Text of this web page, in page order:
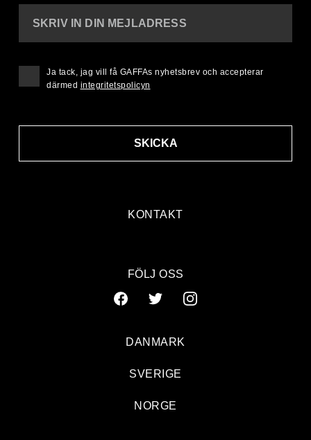
KONTAKT
SKRIV IN DIN MEJLADRESS
SKICKA
Ja tack, jag vill få GAFFAs nyhetsbrev och accepterar
därmed integritetspolicyn
FÖLJ OSS
DANMARK
SVERIGE
NORGE